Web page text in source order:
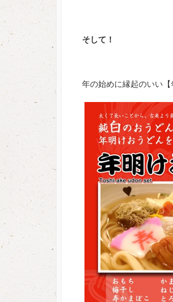
そして！
年の始めに縁起のいい